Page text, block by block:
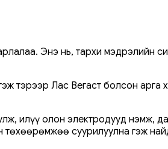
Энэ нь, тархи мэдрэлийн
тэрээр Лас Вегаст болсон арга
илүү олон электродууд нэмж,
суурилуулна гэж